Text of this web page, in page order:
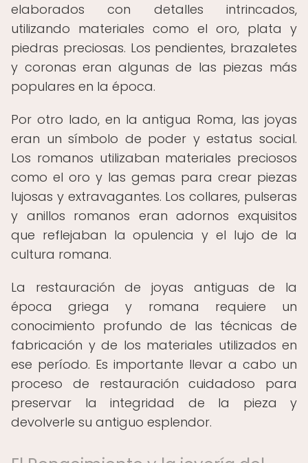
elaborados con detalles intrincados,
utilizando materiales como el oro, plata y
piedras preciosas. Los pendientes, brazaletes
y coronas eran algunas de las piezas más
populares en la época.
Por otro lado, en la antigua Roma, las joyas
eran un símbolo de poder y estatus social.
Los romanos utilizaban materiales preciosos
como el oro y las gemas para crear piezas
lujosas y extravagantes. Los collares, pulseras
y anillos romanos eran adornos exquisitos
que reflejaban la opulencia y el lujo de la
cultura romana.
La restauración de joyas antiguas de la
época griega y romana requiere un
conocimiento profundo de las técnicas de
fabricación y de los materiales utilizados en
ese período. Es importante llevar a cabo un
proceso de restauración cuidadoso para
preservar la integridad de la pieza y
devolverle su antiguo esplendor.